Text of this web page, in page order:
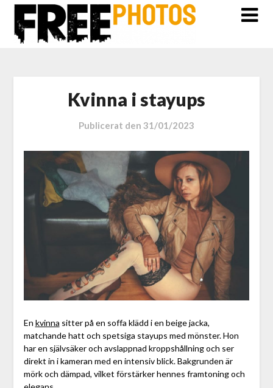
Kvinna i stayups
Publicerat den 31/01/2023
En kvinna sitter på en soffa klädd i en beige jacka,
matchande hatt och spetsiga stayups med mönster. Hon
har en självsäker och avslappnad kroppshållning och ser
direkt in i kameran med en intensiv blick. Bakgrunden är
mörk och dämpad, vilket förstärker hennes framtoning och